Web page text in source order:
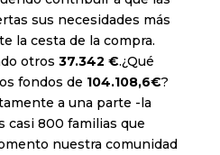
sus necesidades más
la cesta de la compra.
otros 37.342 €.¿Qué
fondos de 104.108,6€?
a una parte -la
casi 800 familias que
nuestra comunidad